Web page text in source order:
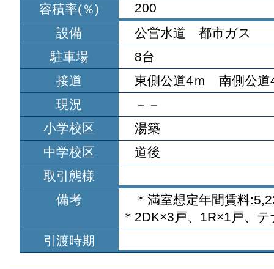
容積率(％)
200
設備
公営水道 都市ガス
駐車場
8台
接道
東側公道4ｍ 南側公道
現況
－－
小学校区
湯築
中学校区
道後
取引態様
備考
＊満室想定年間賃料
＊2DK×3戸、1R×1戸、
引渡時期